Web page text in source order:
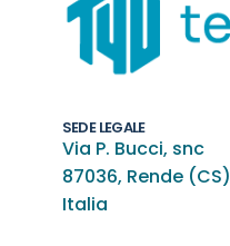
SEDE LEGALE
Via P. Bucci, snc
87036, Rende (CS)
Italia